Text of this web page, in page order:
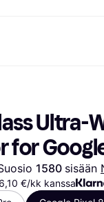
kuluessa
Cashback
Jäsenyys
& Terveys
Sisustus
Kuva
ja Ulkoilu
Ultra-
for
1580 sisään
€/kk kanssa